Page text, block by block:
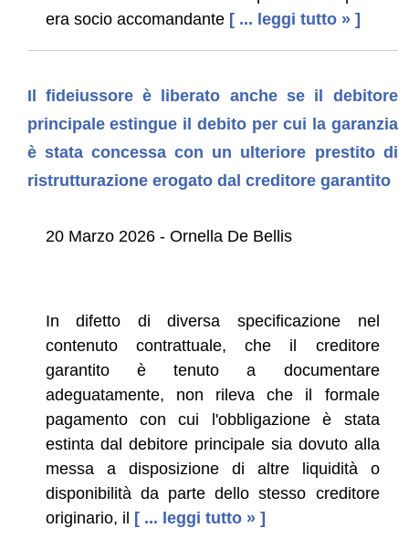
era socio accomandante [ ... leggi tutto » ]
Il fideiussore è liberato anche se il debitore
principale estingue il debito per cui la garanzia
è stata concessa con un ulteriore prestito di
ristrutturazione erogato dal creditore garantito
20 Marzo 2026 - Ornella De Bellis
In difetto di diversa specificazione nel
contenuto contrattuale, che il creditore
garantito è tenuto a documentare
adeguatamente, non rileva che il formale
pagamento con cui l'obbligazione è stata
estinta dal debitore principale sia dovuto alla
messa a disposizione di altre liquidità o
disponibilità da parte dello stesso creditore
originario, il [ ... leggi tutto » ]